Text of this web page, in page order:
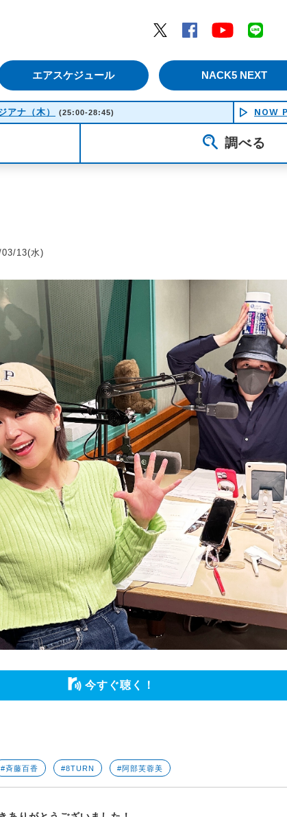
Twitter
Facebook YouTube
エアスケジュール NACK5 NEXT
アナ（木） (25:00-28:45) NOW
Ｂｌｕｒｒｅｄ Ｓｕｍ
調べる
13(水)
今すぐ聴く！
#斉藤百香 #8TURN #阿部芙蓉美